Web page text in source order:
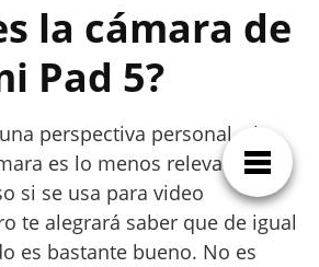
la cámara de
Pad 5?
perspectiva personal, el
es lo menos relevante en
si se usa para video
te alegrará saber que de igual
es bastante bueno. No es